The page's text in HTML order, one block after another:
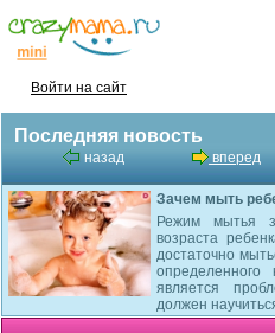
Войти на сайт
Последняя новость
назад вперед
Зачем мыть
Режим мытья
возраста
достаточно
является
должен